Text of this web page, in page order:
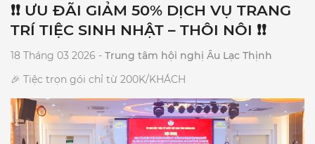
❗❗ ƯU ĐÃI GIẢM 50% DỊCH VỤ TRANG
TRÍ TIỆC SINH NHẬT – THÔI NÔI ❗❗
18 Tháng 03 2026 - Trung tâm hội nghị Âu Lạc Thịnh
🎉 Tiệc trọn gói chỉ từ 200K/KHÁCH